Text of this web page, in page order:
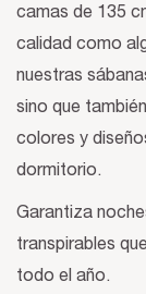
camas de 135
calidad como
nuestras
sino que
colores y
dormitorio.
Garantiza
transpirables
todo el año.